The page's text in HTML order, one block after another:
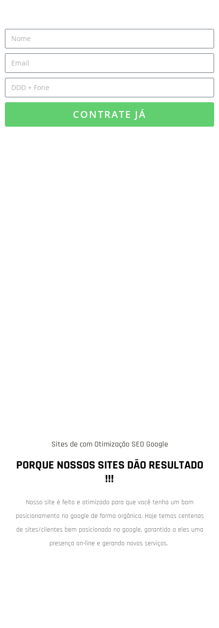
CONTRATE JÁ
Sites de com Otimização SEO Google
PORQUE NOSSOS SITES DÃO RESULTADO
!!!
Nosso site é feito e otimizado para que você tenha um bom
posicionamento no google de forma orgânica. Hoje temos centenas
de sites/clientes bem posicionado no google, garantido a eles uma
presença on-line e gerando novos serviços.